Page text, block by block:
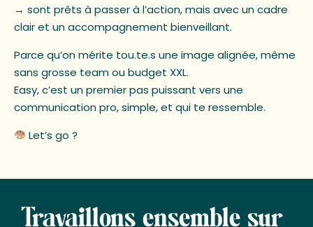
→ sont prêts à passer à l’action, mais avec un cadre
clair et un accompagnement bienveillant.
Parce qu’on mérite tou.te.s une image alignée, même
sans grosse team ou budget XXL.
Easy, c’est un premier pas puissant vers une
communication pro, simple, et qui te ressemble.
Let’s go ?
Travaillons ensemble sur